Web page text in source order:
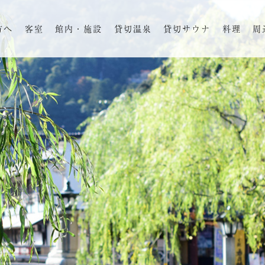
へ 客室 館内・施設 貸切温泉 貸切サウナ 料理 周